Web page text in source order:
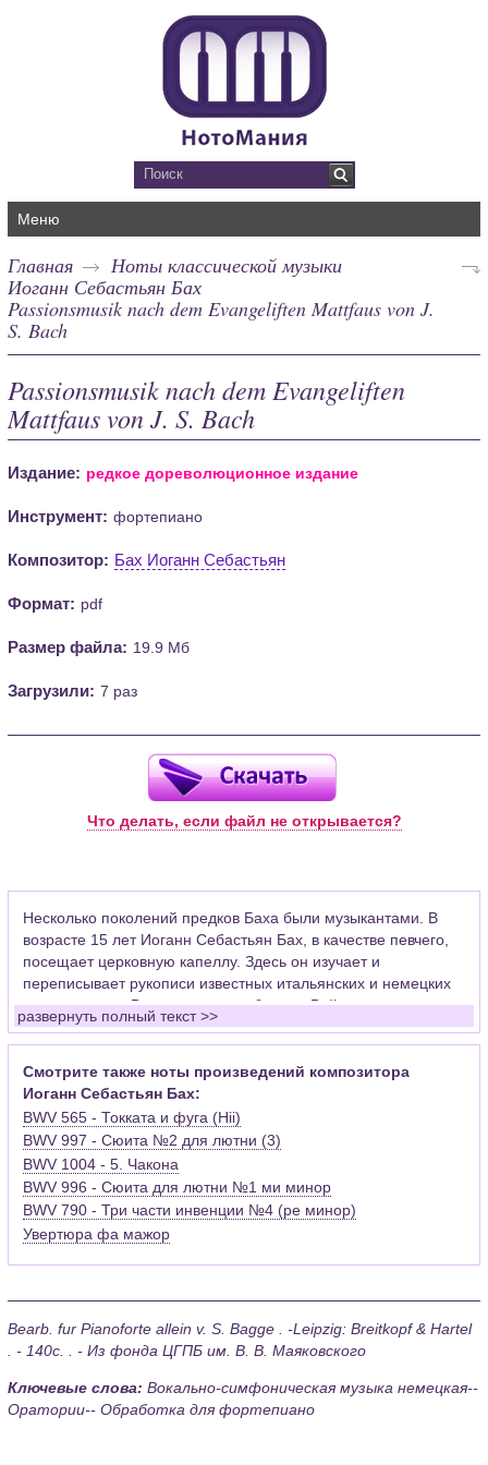
Меню
Главная
Ноты классической музыки
Иоганн Себастьян Бах
Passionsmusik nach dem Evangeliften Mattfaus von J.
S. Bach
Passionsmusik nach dem Evangeliften
Mattfaus von J. S. Bach
Издание: редкое дореволюционное издание
Инструмент: фортепиано
Композитор: Бах Иоганн Себастьян
Формат: pdf
Размер файла: 19.9 Мб
Загрузили: 7 раз
Что делать, если файл не открывается?
Несколько поколений предков Баха были музыкантами. В
возрасте 15 лет Иоганн Себастьян Бах, в качестве певчего,
посещает церковную капеллу. Здесь он изучает и
переписывает рукописи известных итальянских и немецких
композиторов. Впоследствии работал в Веймаре скрипачом
придворного оркестра, церковным органистом в Арнштаде,
где уделял много времени развитию органной
импровизации, ставшей основой его композиторского
творчества, занимался сочинением музыки (духовная
кантата «Ты не оставишь души моей в аду», сюита
«Каприччио на отъезд возлюбленного брата» и другие
сочинения), изучал искусство органных композиторов. В
последующие годы композитор создает, большое количество
органных произведений Пассакалья, Токката и фуга ре
минор и др.), работает над светскими кантатами (1 том
«Хорошо темперированного клавира, Инвенции, 6
Бранденбургских концертов, Английские сюиты,
первом браке у него было четверо детей, а во втором -
семнадцать. Композитор решает жить и работать в
плодотворен: более 150 кантат, создаваемых еженедельно,
вторая редакция «Страстей по Иоанну», «Страсти по
развернуть полный текст >>
Смотрите также ноты произведений композитора
Иоганн Себастьян Бах:
BWV 565 - Токката и фуга (Hii)
BWV 997 - Сюита №2 для лютни (3)
BWV 1004 - 5. Чакона
BWV 996 - Сюита для лютни №1 ми минор
BWV 790 - Три части инвенции №4 (ре минор)
Увертюра фа мажор
Bearb. fur Pianoforte allein v. S. Bagge . -Leipzig: Breitkopf & Hartel
. - 140с. . - Из фонда ЦГПБ им. В. В. Маяковского
Ключевые слова:Вокально-симфоническая музыка немецкая--
Оратории-- Обработка для фортепиано